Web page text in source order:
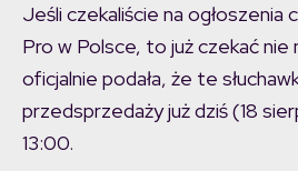
Jeśli czekaliście na ogłoszenia
Pro w Polsce, to już czekać nie
oficjalnie podała, że te
przedsprzedaży już dziś (18
13:00.